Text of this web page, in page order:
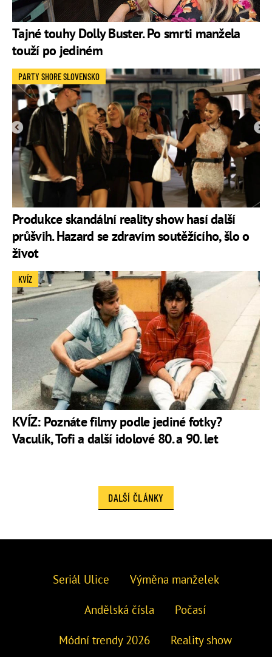
Tajné touhy Dolly Buster. Po smrti manžela
touží po jediném
Produkce skandální reality show hasí další
průšvih. Hazard se zdravím soutěžícího, šlo o
život
PARTY SHORE SLOVENSKO
KVÍZ: Poznáte filmy podle jediné fotky?
Vaculík, Tofi a další idolové 80. a 90. let
KVÍZ
DALŠÍ ČLÁNKY
Seriál Ulice Výměna manželek
Andělská čísla Počasí
Módní trendy 2026 Reality show